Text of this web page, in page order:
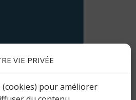
VIE PRIVÉE
(cookies) pour améliorer